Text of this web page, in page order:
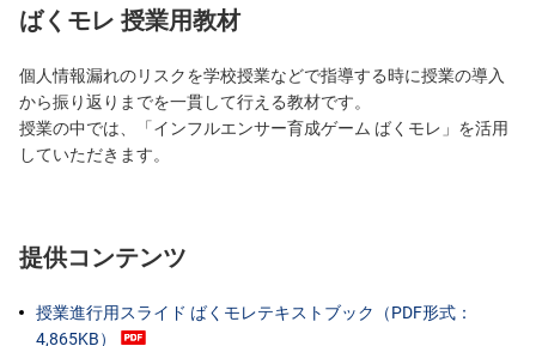
ばくモレ 授業用教材
個人情報漏れのリスクを学校授業などで指導する時に授業の導入
から振り返りまでを一貫して行える教材です。
授業の中では、「インフルエンサー育成ゲーム ばくモレ」を活用
していただきます。
提供コンテンツ
授業進行用スライド ばくモレテキストブック（PDF形式：
4,865KB）